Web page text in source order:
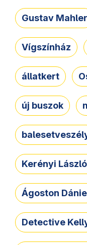
Gustav Mahler
Vígszínház
állatkert
új buszok
Kerényi
Ágoston
Detective